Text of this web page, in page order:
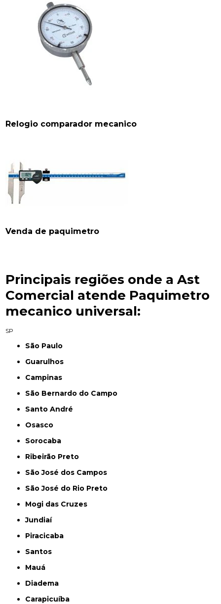
Relogio comparador mecanico
Venda de paquimetro
Principais regiões onde a Ast
Comercial atende Paquimetro
mecanico universal:
SP
São Paulo
Guarulhos
Campinas
São Bernardo do Campo
Santo André
Osasco
Sorocaba
Ribeirão Preto
São José dos Campos
São José do Rio Preto
Mogi das Cruzes
Jundiaí
Piracicaba
Santos
Mauá
Diadema
Carapicuíba